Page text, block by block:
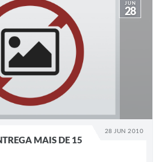
28 JUN 2010
JUN
28
MAIS DE 15